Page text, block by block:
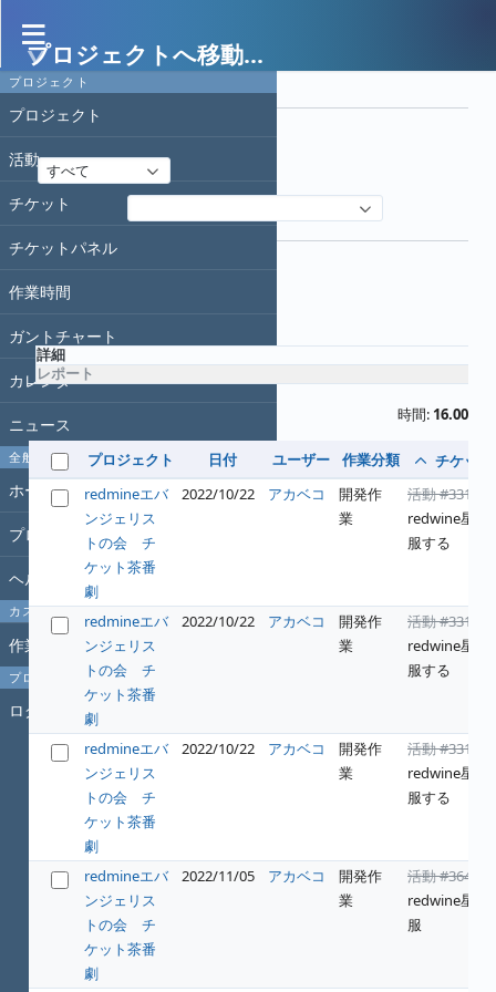
プロジェクト
プロジェクト
活動
チケット
チケットパネル
作業時間
ガントチャート
カレンダー
ニュース
全般
ホーム
プロジェクト
ヘルプ
カスタムクエリ
作業時間
プロフィール
ログイン
プロジェクトへ移動...
作業時間
フィルタ
すべて
フィルタ追加
オプション
適用
詳細
レポート
時間: 16.00
プロジェクト 日付 ユーザー 作業分類
チケット
redmineエバ
ンジェリス
トの会 チ
ケット茶番
劇
2022/10/22 アカベコ
開発作
業
活動 #331
redwine星を
服する
redmineエバ
ンジェリス
トの会 チ
ケット茶番
劇
2022/10/22 アカベコ
開発作
業
活動 #331
redwine星を
服する
redmineエバ
ンジェリス
トの会 チ
ケット茶番
劇
2022/10/22 アカベコ
開発作
業
活動 #331
redwine星を
服する
redmineエバ
ンジェリス
トの会 チ
ケット茶番
劇
2022/11/05 アカベコ
開発作
業
活動 #364
redwine星の
服